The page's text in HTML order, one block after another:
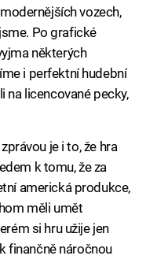
vozech,
Po grafické
některých
i perfektní hudební
na licencované pecky,
je i to, že hra
k tomu, že za
americká produkce,
měli umět
si hru užije jen
finančně náročnou